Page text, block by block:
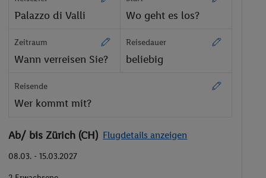
Palazzo di Valli Wo geht es los?
Zeitraum
Wann verreisen Sie?
Reisedauer
beliebig
Reisende
Wer kommt mit?
Ab/ bis Zürich (CH) Flugdetails anzeigen
08.03. - 15.03.2027